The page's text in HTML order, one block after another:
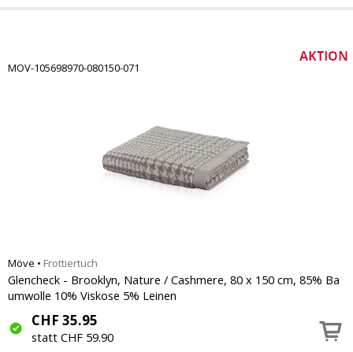
MOV-105698970-080150-071
Möve • Frottiertuch
Glencheck - Brooklyn, Nature / Cashmere, 80 x 150 cm, 85% Ba
umwolle 10% Viskose 5% Leinen
CHF 35.95
statt CHF 59.90